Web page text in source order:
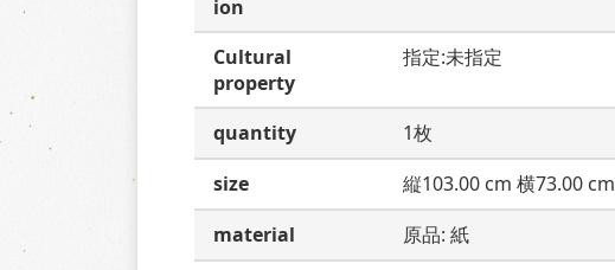
ion
Cultural
property
指定:未指定
quantity
1枚
size
縦103.00 cm 横73.00 cm
material
原品: 紙